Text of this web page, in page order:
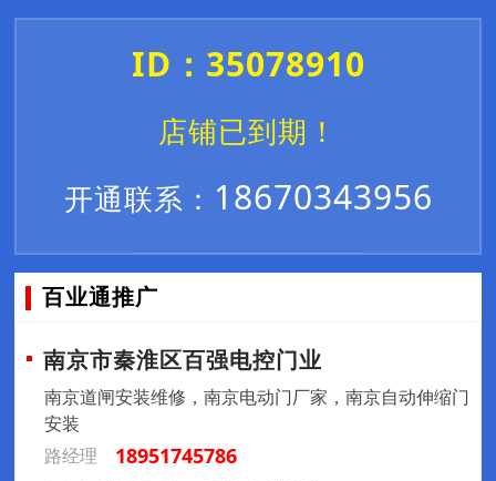
ID：35078910
店铺已到期！
开通联系： 18670343956
百业通推广
南京市秦淮区百强电控门业
南京道闸安装维修，南京电动门厂家，南京自动伸缩门
安装
路经理
18951745786